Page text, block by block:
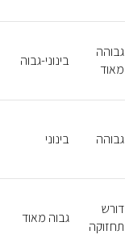
גבוהה
מאוד
בינוני-גבוה
גבוהה בינוני
דורש
תחזוקה
גבוה מאוד